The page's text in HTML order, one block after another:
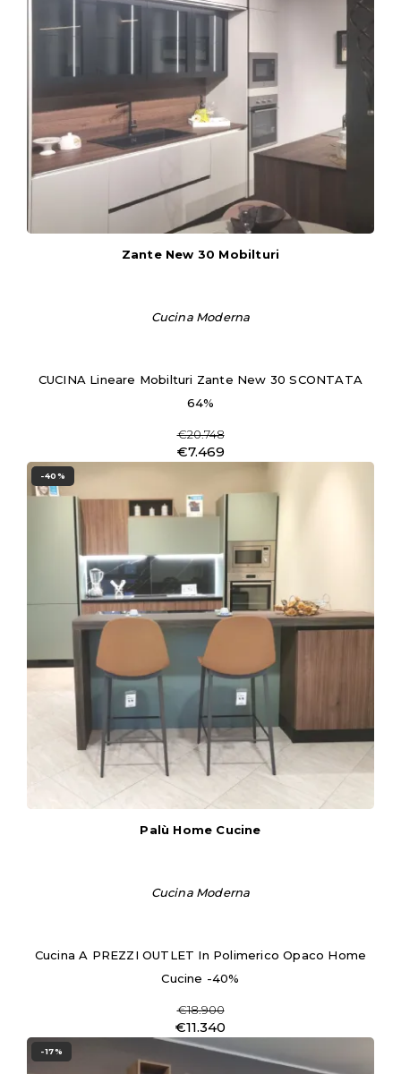
Zante New 30 Mobilturi
Cucina Moderna
CUCINA Lineare Mobilturi Zante New 30 SCONTATA
64%
€20.748
€7.469
-40%
Palù Home Cucine
Cucina Moderna
Cucina A PREZZI OUTLET In Polimerico Opaco Home
Cucine -40%
€18.900
€11.340
-17%